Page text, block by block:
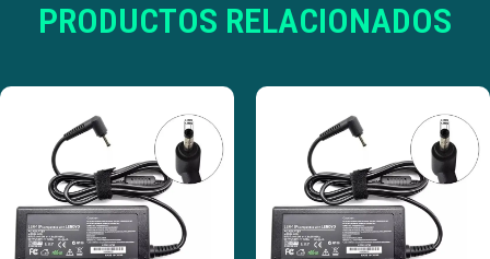
PRODUCTOS RELACIONADOS